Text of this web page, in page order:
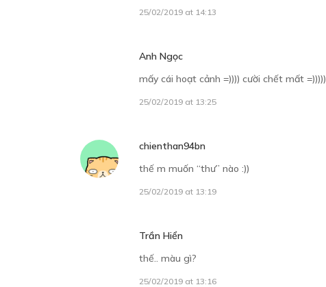
25/02/2019 at 14:13
Anh Ngọc
mấy cái hoạt cảnh =)))) cười chết mất =)))))
25/02/2019 at 13:25
chienthan94bn
thế m muốn “thư” nào :))
25/02/2019 at 13:19
Trần Hiển
thế.. màu gì?
25/02/2019 at 13:16